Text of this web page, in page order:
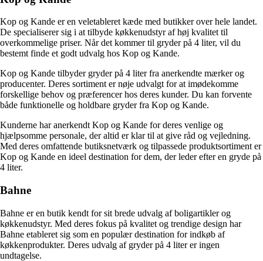
Kop og Kande er en veletableret kæde med butikker over hele landet.
De specialiserer sig i at tilbyde køkkenudstyr af høj kvalitet til
overkommelige priser. Når det kommer til gryder på 4 liter, vil du
bestemt finde et godt udvalg hos Kop og Kande.
Kop og Kande tilbyder gryder på 4 liter fra anerkendte mærker og
producenter. Deres sortiment er nøje udvalgt for at imødekomme
forskellige behov og præferencer hos deres kunder. Du kan forvente
både funktionelle og holdbare gryder fra Kop og Kande.
Kunderne har anerkendt Kop og Kande for deres venlige og
hjælpsomme personale, der altid er klar til at give råd og vejledning.
Med deres omfattende butiksnetværk og tilpassede produktsortiment er
Kop og Kande en ideel destination for dem, der leder efter en gryde på
4 liter.
Bahne
Bahne er en butik kendt for sit brede udvalg af boligartikler og
køkkenudstyr. Med deres fokus på kvalitet og trendige design har
Bahne etableret sig som en populær destination for indkøb af
køkkenprodukter. Deres udvalg af gryder på 4 liter er ingen
undtagelse.